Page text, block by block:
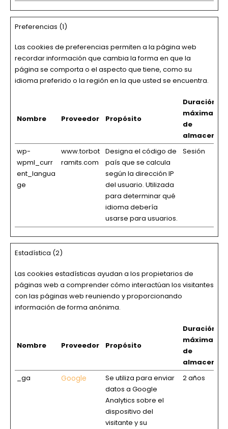
Preferencias (1)
Las cookies de preferencias permiten a la página web
recordar información que cambia la forma en que la
página se comporta o el aspecto que tiene, como su
idioma preferido o la región en la que usted se encuentra.
Nombre Proveedor Propósito
Duración
máxima
de
wp-
wpml_curr
ent_langua
ge
www.torbot
ramits.com
Designa el código de
país que se calcula
según la dirección IP
del usuario. Utilizada
para determinar qué
idioma debería
usarse para usuarios.
Sesión
Estadística (2)
Las cookies estadísticas ayudan a los propietarios de
páginas web a comprender cómo interactúan los visitantes
con las páginas web reuniendo y proporcionando
información de forma anónima.
Nombre Proveedor Propósito
Duración
máxima
de
_ga
Google
Se utiliza para enviar
datos a Google
Analytics sobre el
dispositivo del
visitante y su
2 años